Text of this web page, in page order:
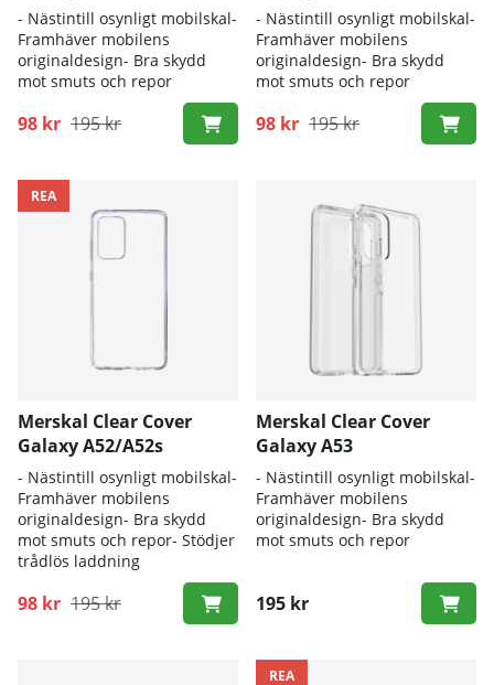
- Nästintill osynligt mobilskal-
Framhäver mobilens
originaldesign- Bra skydd
mot smuts och repor
98 kr 195 kr
- Nästintill osynligt mobilskal-
Framhäver mobilens
originaldesign- Bra skydd
mot smuts och repor
98 kr 195 kr
REA
Merskal Clear Cover
Galaxy A52/A52s
- Nästintill osynligt mobilskal-
Framhäver mobilens
originaldesign- Bra skydd
mot smuts och repor- Stödjer
trådlös laddning
98 kr 195 kr
Merskal Clear Cover
Galaxy A53
- Nästintill osynligt mobilskal-
Framhäver mobilens
originaldesign- Bra skydd
mot smuts och repor
195 kr
REA